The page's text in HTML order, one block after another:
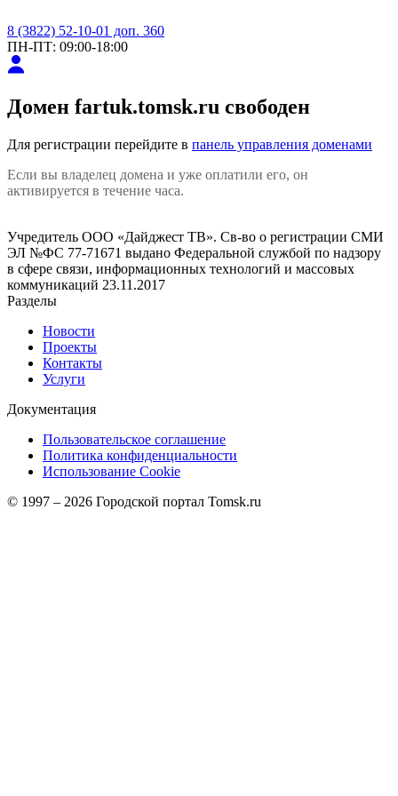
8 (3822) 52-10-01 доп. 360
ПН-ПТ: 09:00-18:00
Домен fartuk.tomsk.ru свободен
Для регистрации перейдите в панель управления доменами
Если вы владелец домена и уже оплатили его, он
активируется в течение часа.
Учредитель ООО «Дайджест ТВ». Св-во о регистрации СМИ
ЭЛ №ФС 77-71671 выдано Федеральной службой по надзору
в сфере связи, информационных технологий и массовых
коммуникаций 23.11.2017
Разделы
Новости
Проекты
Контакты
Услуги
Документация
Пользовательское соглашение
Политика конфиденциальности
Использование Cookie
© 1997 – 2026 Городской портал Tomsk.ru